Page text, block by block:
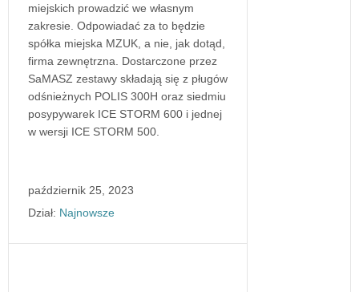
miejskich prowadzić we własnym
zakresie. Odpowiadać za to będzie
spółka miejska MZUK, a nie, jak dotąd,
firma zewnętrzna. Dostarczone przez
SaMASZ zestawy składają się z pługów
odśnieżnych POLIS 300H oraz siedmiu
posypywarek ICE STORM 600 i jednej
w wersji ICE STORM 500.
październik 25, 2023
Dział: Najnowsze